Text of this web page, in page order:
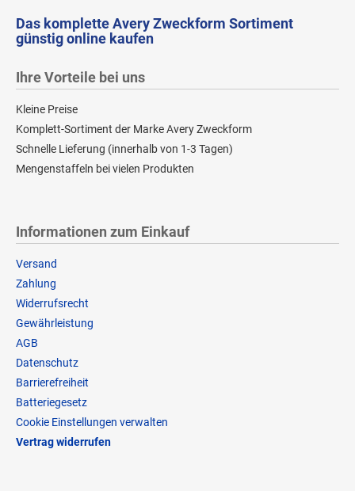
Das komplette Avery Zweckform Sortiment
günstig online kaufen
Ihre Vorteile bei uns
Kleine Preise
Komplett-Sortiment der Marke Avery Zweckform
Schnelle Lieferung (innerhalb von 1-3 Tagen)
Mengenstaffeln bei vielen Produkten
Informationen zum Einkauf
Versand
Zahlung
Widerrufsrecht
Gewährleistung
AGB
Datenschutz
Barrierefreiheit
Batteriegesetz
Cookie Einstellungen verwalten
Vertrag widerrufen